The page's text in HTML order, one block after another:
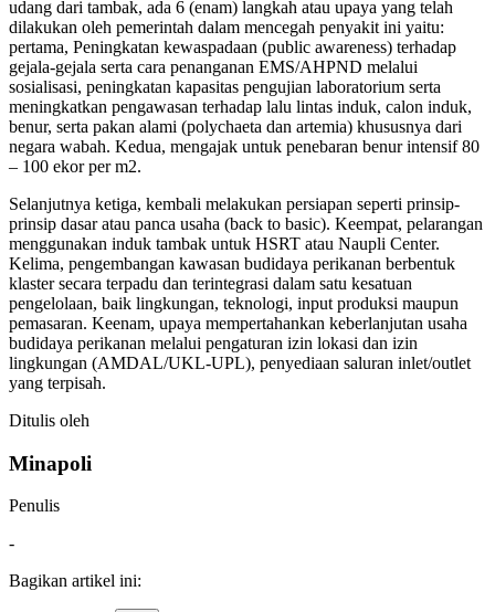
udang dari tambak, ada 6 (enam) langkah atau upaya yang telah
dilakukan oleh pemerintah dalam mencegah penyakit ini yaitu:
pertama, Peningkatan kewaspadaan (public awareness) terhadap
gejala-gejala serta cara penanganan EMS/AHPND melalui
sosialisasi, peningkatan kapasitas pengujian laboratorium serta
meningkatkan pengawasan terhadap lalu lintas induk, calon induk,
benur, serta pakan alami (polychaeta dan artemia) khususnya dari
negara wabah. Kedua, mengajak untuk penebaran benur intensif 80
– 100 ekor per m2.
Selanjutnya ketiga, kembali melakukan persiapan seperti prinsip-
prinsip dasar atau panca usaha (back to basic). Keempat, pelarangan
menggunakan induk tambak untuk HSRT atau Naupli Center.
Kelima, pengembangan kawasan budidaya perikanan berbentuk
klaster secara terpadu dan terintegrasi dalam satu kesatuan
pengelolaan, baik lingkungan, teknologi, input produksi maupun
pemasaran. Keenam, upaya mempertahankan keberlanjutan usaha
budidaya perikanan melalui pengaturan izin lokasi dan izin
lingkungan (AMDAL/UKL-UPL), penyediaan saluran inlet/outlet
yang terpisah.
Ditulis oleh
Minapoli
Penulis
-
Bagikan artikel ini: